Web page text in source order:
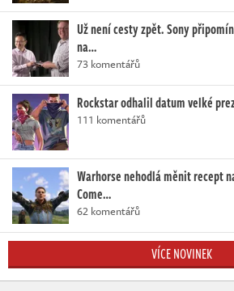
Už není cesty zpět. Sony
na…
73 komentářů
Rockstar odhalil datum velké
111 komentářů
Warhorse nehodlá měnit recept
Come…
62 komentářů
VÍCE NOVINEK